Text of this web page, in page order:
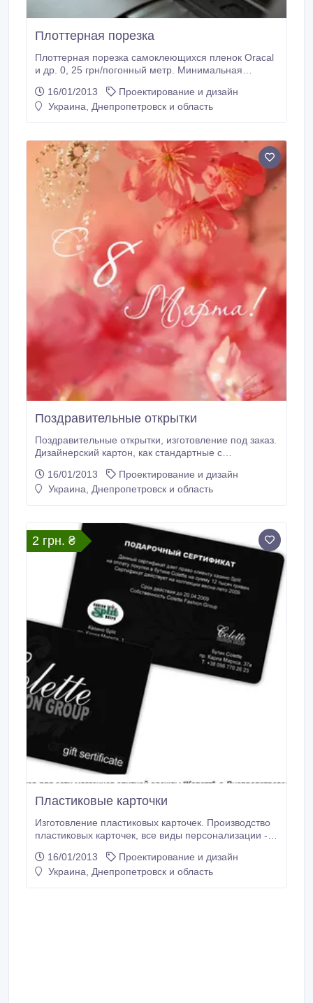
Плоттерная порезка
Плоттерная порезка самоклеющихся пленок Oracal
и др. 0, 25 грн/погонный метр. Минимальная
пленки должен быть в форматах векторной графики
(CorelDraw, Adobe Illustrator). Продажа пленок
16/01/2013
Проектирование и дизайн
Украина, Днепропетровск и область
Поздравительные открытки
Поздравительные открытки, изготовление под заказ.
Дизайнерский картон, как стандартные с
желания и возможностей заказчика..
16/01/2013
Проектирование и дизайн
Украина, Днепропетровск и область
2 грн. ₴
Пластиковые карточки
Изготовление пластиковых карточек. Производство
пластиковых карточек, все виды персонализации -
100 шт. Средняя цена - 2, 45 грн/штука с
эмбоссированием. Собственное производство,
16/01/2013
Проектирование и дизайн
Украина, Днепропетровск и область